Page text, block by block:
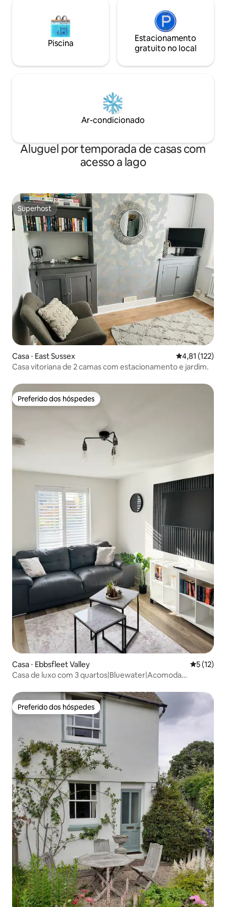
Piscina
Estacionamento
gratuito no local
Ar-condicionado
Aluguel por temporada de casas com
acesso a lago
Superhost
Superhost
Casa ⋅ East Sussex 4,81 de uma
4,81 (122)
Casa vitoriana de 2 camas com estacionamento e jardim.
Preferido dos hóspedes
Preferido dos hóspedes
Casa ⋅ Ebbsfleet Valley 5 de uma
5 (12)
Casa de luxo com 3 quartos|Bluewater|Acomoda
Preferido dos hóspedes
Preferido dos hóspedes